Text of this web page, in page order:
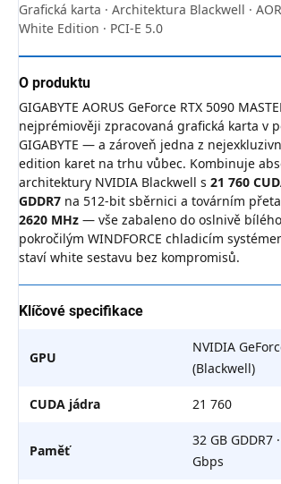
Grafická karta · Architektura Blackwell ·
White Edition · PCI-E 5.0
O produktu
GIGABYTE AORUS GeForce RTX 5090
nejprémiověji zpracovaná grafická karta v
GIGABYTE — a zároveň jedna z
edition karet na trhu vůbec. Kombinuje
architektury NVIDIA Blackwell s 21 760
GDDR7 na 512-bit sběrnici a továrním
2620 MHz — vše zabaleno do oslnivě
pokročilým WINDFORCE chladicím
staví white sestavu bez kompromisů.
Klíčové specifikace
GPU
NVIDIA
(Blackwell)
CUDA jádra 21 760
Paměť
32 GB GDDR7
Gbps